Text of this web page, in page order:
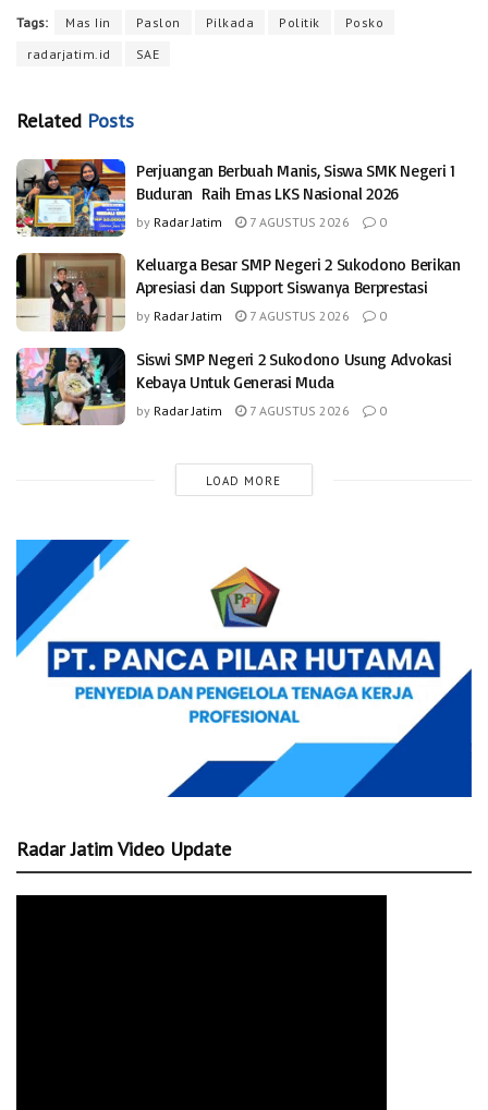
Tags: Mas Iin Paslon Pilkada Politik
Posko
radarjatim.id
SAE
Related Posts
Perjuangan Berbuah Manis, Siswa SMK Negeri 1
Buduran Raih Emas LKS Nasional 2026
by Radar Jatim 7 AGUSTUS 2026 0
Keluarga Besar SMP Negeri 2 Sukodono Berikan
Apresiasi dan Support Siswanya Berprestasi
by Radar Jatim 7 AGUSTUS 2026 0
Siswi SMP Negeri 2 Sukodono Usung Advokasi
Kebaya Untuk Generasi Muda
by Radar Jatim 7 AGUSTUS 2026 0
LOAD MORE
Radar Jatim Video Update